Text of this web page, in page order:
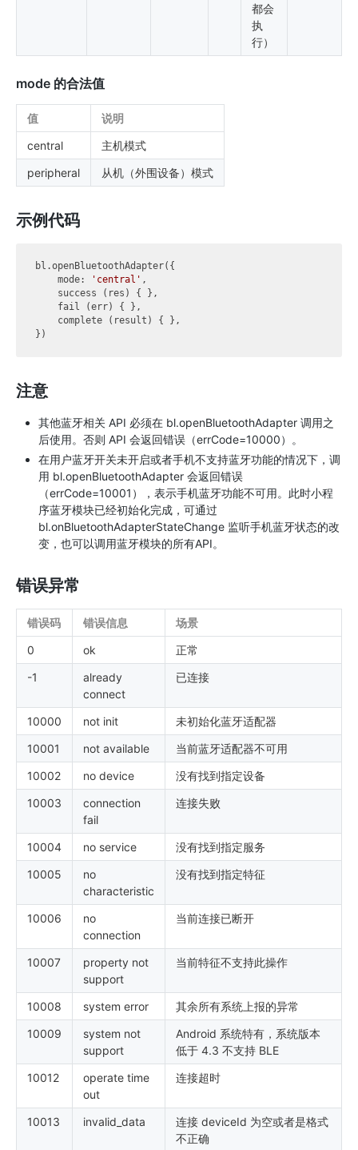
都会
执
⾏）
mode 的合法值
值
说明
central
主机模式
peripheral
从机（外围设备）模式
示例代码
bl.openBluetoothAdapter({
mode: 'central' ,
    success (res) { },
    fail (err) { },
    complete (result) { },
注意
其他蓝牙相关 API 必须在 bl.openBluetoothAdapter 调用之
后使用。否则 API 会返回错误（errCode=10000）。
在用户蓝牙开关未开启或者手机不支持蓝牙功能的情况下，调
用 bl.openBluetoothAdapter 会返回错误
（errCode=10001），表示手机蓝牙功能不可用。此时小程
序蓝牙模块已经初始化完成，可通过
bl.onBluetoothAdapterStateChange 监听手机蓝牙状态的改
变，也可以调用蓝牙模块的所有API。
错误异常
错误码 错误信息
场景
0
ok
正常
-1
already
connect
已连接
10000 not init
未初始化蓝牙适配器
10001
not available
当前蓝牙适配器不可用
10002
no device
没有找到指定设备
10003
connection
fail
连接失败
10004 no service
没有找到指定服务
10005
no
characteristic
没有找到指定特征
10006
no
connection
当前连接已断开
10007
property not
support
当前特征不支持此操作
10008 system error
其余所有系统上报的异常
10009
system not
support
Android 系统特有，系统版本
低于 4.3 不支持 BLE
10012
operate time
out
连接超时
10013 invalid_data
连接 deviceId 为空或者是格式
不正确